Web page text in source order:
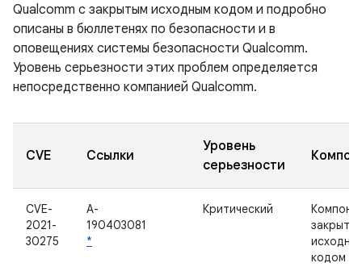
Qualcomm с закрытым исходным кодом и подробно
описаны в бюллетенях по безопасности и в
оповещениях системы безопасности Qualcomm.
Уровень серьезности этих проблем определяется
непосредственно компанией Qualcomm.
CVE Ссылки
Уровень
серьезности
CVE-
2021-
30275
A-
190403081
*
Критический
кодом